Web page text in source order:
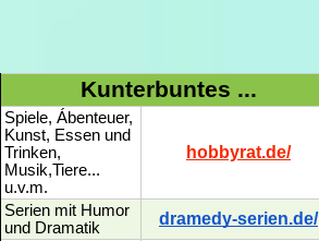
Kunterbuntes ...
Spiele, Ábenteuer,
Kunst, Essen und
Trinken,
Musik,Tiere...
u.v.m.
hobbyrat.de/
Serien mit Humor
und Dramatik
dramedy-serien.de/